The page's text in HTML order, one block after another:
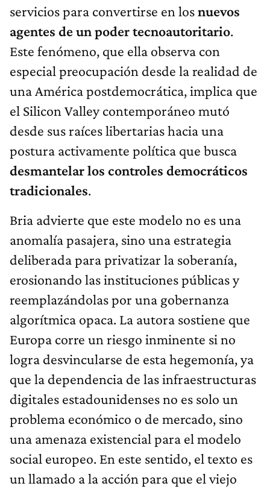
servicios para convertirse en losnuevos
agentes de un poder tecnoautoritario.
Este fenómeno, que ella observa con
especial preocupación desde la realidad de
una América postdemocrática, implica que
el Silicon Valley contemporáneo mutó
desde sus raíces libertarias hacia una
postura activamente política que busca
desmantelar los controles democráticos
tradicionales.
Bria advierte que este modelo no es una
anomalía pasajera, sino una estrategia
deliberada para privatizar la soberanía,
erosionando las instituciones públicas y
reemplazándolas por una gobernanza
algorítmica opaca. La autora sostiene que
Europa corre un riesgo inminente si no
logra desvincularse de esta hegemonía, ya
que la dependencia de las infraestructuras
digitales estadounidenses no es solo un
problema económico o de mercado, sino
una amenaza existencial para el modelo
social europeo. En este sentido, el texto es
un llamado a la acción para que el viejo